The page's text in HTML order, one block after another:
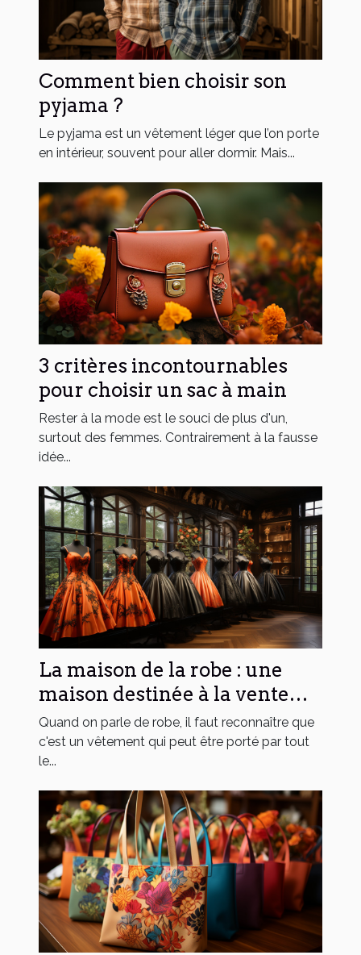
Comment bien choisir son
pyjama ?
Le pyjama est un vêtement léger que l’on porte
en intérieur, souvent pour aller dormir. Mais...
3 critères incontournables
pour choisir un sac à main
Rester à la mode est le souci de plus d'un,
surtout des femmes. Contrairement à la fausse
idée...
La maison de la robe : une
maison destinée à la vente
des variétés de robes
Quand on parle de robe, il faut reconnaître que
c'est un vêtement qui peut être porté par tout
le...